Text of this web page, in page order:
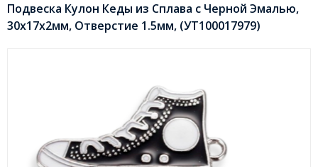
Подвеска Кулон Кеды из Сплава с Черной Эмалью,
30x17x2мм, Отверстие 1.5мм, (УТ100017979)